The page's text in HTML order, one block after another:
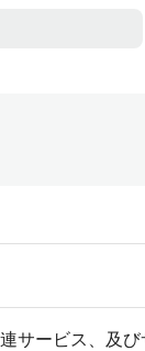
サービス、及